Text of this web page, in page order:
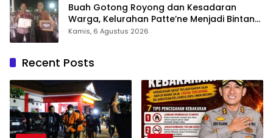
Buah Gotong Royong dan Kesadaran
Warga, Kelurahan Patte’ne Menjadi Bintang
Takalar Award 2026
Kamis, 6 Agustus 2026
Recent Posts